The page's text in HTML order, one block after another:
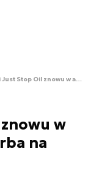
Aktywiści Just Stop Oil znowu w akcji. Pomarańczowa farba na Stonehenge
w
na